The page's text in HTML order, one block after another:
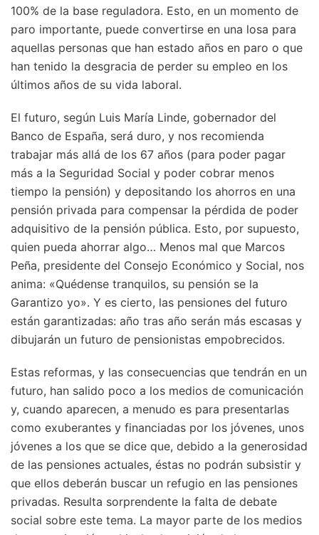
100% de la base reguladora. Esto, en un momento de
paro importante, puede convertirse en una losa para
aquellas personas que han estado años en paro o que
han tenido la desgracia de perder su empleo en los
últimos años de su vida laboral.
El futuro, según Luis María Linde, gobernador del
Banco de España, será duro, y nos recomienda
trabajar más allá de los 67 años (para poder pagar
más a la Seguridad Social y poder cobrar menos
tiempo la pensión) y depositando los ahorros en una
pensión privada para compensar la pérdida de poder
adquisitivo de la pensión pública. Esto, por supuesto,
quien pueda ahorrar algo… Menos mal que Marcos
Peña, presidente del Consejo Económico y Social, nos
anima: «Quédense tranquilos, su pensión se la
Garantizo yo». Y es cierto, las pensiones del futuro
están garantizadas: año tras año serán más escasas y
dibujarán un futuro de pensionistas empobrecidos.
Estas reformas, y las consecuencias que tendrán en un
futuro, han salido poco a los medios de comunicación
y, cuando aparecen, a menudo es para presentarlas
como exuberantes y financiadas por los jóvenes, unos
jóvenes a los que se dice que, debido a la generosidad
de las pensiones actuales, éstas no podrán subsistir y
que ellos deberán buscar un refugio en las pensiones
privadas. Resulta sorprendente la falta de debate
social sobre este tema. La mayor parte de los medios